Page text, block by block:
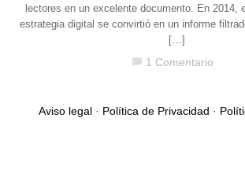
lectores en un excelente documento. En 2014,
estrategia digital se convirtió en un informe
[…]
1 Comentario
Aviso legal· Política de Privacidad ·